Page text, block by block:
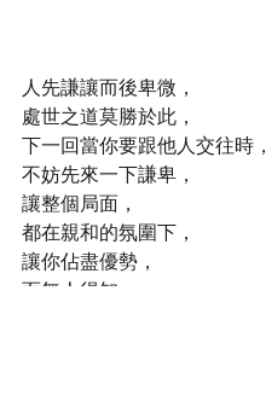
人先謙讓而後卑微，
處世之道莫勝於此，
下一回當你要跟他人交往時，
不妨先來一下謙卑，
讓整個局面，
都在親和的氛圍下，
讓你佔盡優勢，
而無人得知。